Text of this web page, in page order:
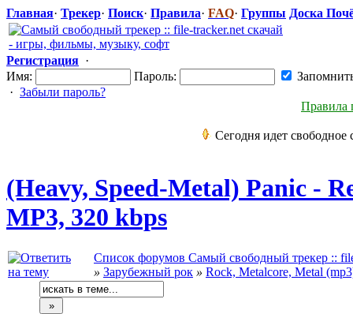
Главная· Трекер· Поиск· Правила· FAQ· Группы Доска
Регистрация ·
Имя:
Пароль:
· Забыли пароль?
Правила
Сегодня идет свободное
(Heavy, Speed-Metal) Panic -
MP3, 320 kbps
Список форумов Самый свободный трекер ::
» Зарубежный рок » Rock, Metalcore, Metal